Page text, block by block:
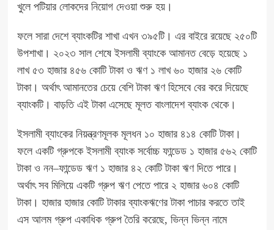
খুলে পটিয়ার লোকদের নিয়োগ দেওয়া শুরু হয়।
ফলে সারা দেশে ব্যাংকটির শাখা এখন ৩৯৫টি। এর বাইরে রয়েছে ২৫০টি
উপশাখা। ২০২৩ সাল শেষে ইসলামী ব্যাংকে আমানত বেড়ে হয়েছে ১
লাখ ৫৩ হাজার ৪৫৬ কোটি টাকা ও ঋণ ১ লাখ ৬০ হাজার ২৬ কোটি
টাকা। অর্থাৎ আমানতের চেয়ে বেশি টাকা ঋণ হিসেবে বের করে দিয়েছে
ব্যাংকটি। বাড়তি এই টাকা এসেছে মূলত বাংলাদেশ ব্যাংক থেকে।
ইসলামী ব্যাংকের নিয়ন্ত্রণমূলক মূলধন ১০ হাজার ৪১৪ কোটি টাকা।
ফলে একটি গ্রুপকে ইসলামী ব্যাংক সর্বোচ্চ ফান্ডেড ১ হাজার ৫৬২ কোটি
টাকা ও নন–ফান্ডেড ঋণ ১ হাজার ৪২ কোটি টাকা ঋণ দিতে পারে।
অর্থাৎ সব মিলিয়ে একটি গ্রুপ ঋণ পেতে পারে ২ হাজার ৬০৪ কোটি
টাকা। হাজার হাজার কোটি টাকার ব্যাংকঋণের টাকা পাচার করতে তাই
এস আলম গ্রুপ একাধিক গ্রুপ তৈরি করেছে, ভিন্ন ভিন্ন নামে